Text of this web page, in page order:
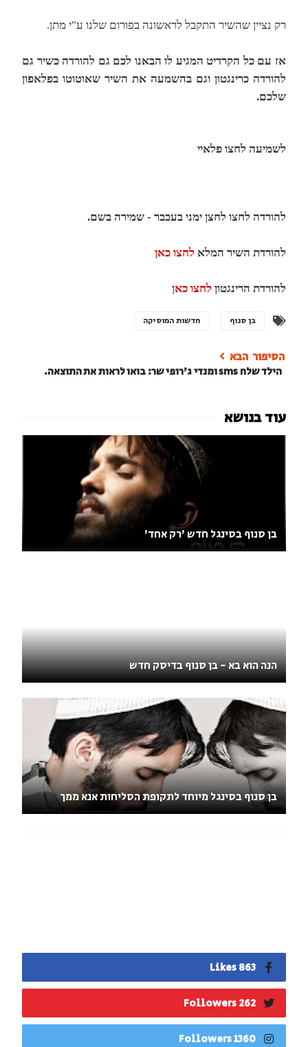
רק נציין שהשיר התקבל לראשונה בפורום שלנו ע"י מתן.
אז עם כל הקרדיט המגיע לו הבאנו לכם גם להורדה כשיר גם
להורדה כרינגטון וגם בהשמעה את השיר שאוטוטו בפלאפון
שלכם.
לשמיעה לחצו פלאיי
להורדה לחצו לחצן ימני בעכבר - שמירה בשם.
להורדת השיר המלא לחצו כאן
להורדת הרינגטון לחצו כאן
בן סנוף חדשות המוסיקה
הילד שלח sms ומנדי ג'רופי שר: בואו לראות את התוצאה.
בן סנוף בסינגל חדש 'רק אחד'
הנה הוא בא - בן סנוף בדיסק חדש
בן סנוף בסינגל מיוחד לתקופת הסליחות אנא ממך
863 Likes
262 Followers
1360 Followers